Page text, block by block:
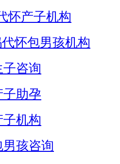
怀产子机构
怀包男孩机构
子咨询
子助孕
子机构
男孩咨询